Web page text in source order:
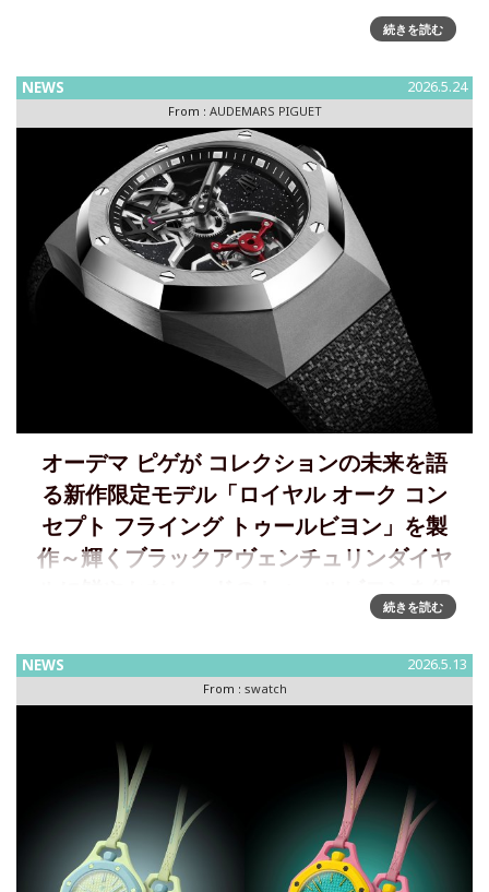
37MMの「ロイヤル オーク オフショア クロノグラフ」で楽
しむ夏スイスのオートオルロジュリー マニュファクチュール
「ロイヤル オーク オフショア クロノグラフ」を3モ
続きを読む
NEWS 2026.5.24
From : AUDEMARS PIGUET
オーデマ ピゲが コレクションの未来を語
る新作限定モデル「ロイヤル オーク コン
セプト フライング トゥールビヨン」を製
作～輝くブラックアヴェンチュリンダイヤ
ルに鮮やかなレッドのトゥールビヨンを組
オーデマ ピゲ、YOON & VERBAL とともに「ロイヤル オー
ク コンセプト」限定モデルを製作スイスのオートオルロジュ
リー マニュファクチュール、オーデマ ピゲは、YOON と
続きを読む
NEWS 2026.5.13
From : swatch